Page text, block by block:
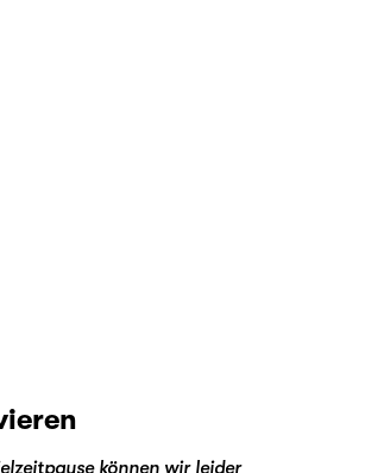
können wir leider